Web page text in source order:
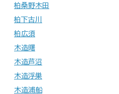
柏桑野木田
柏下古川
柏広須
木造曙
木造芦沼
木造浮巣
木造浦船